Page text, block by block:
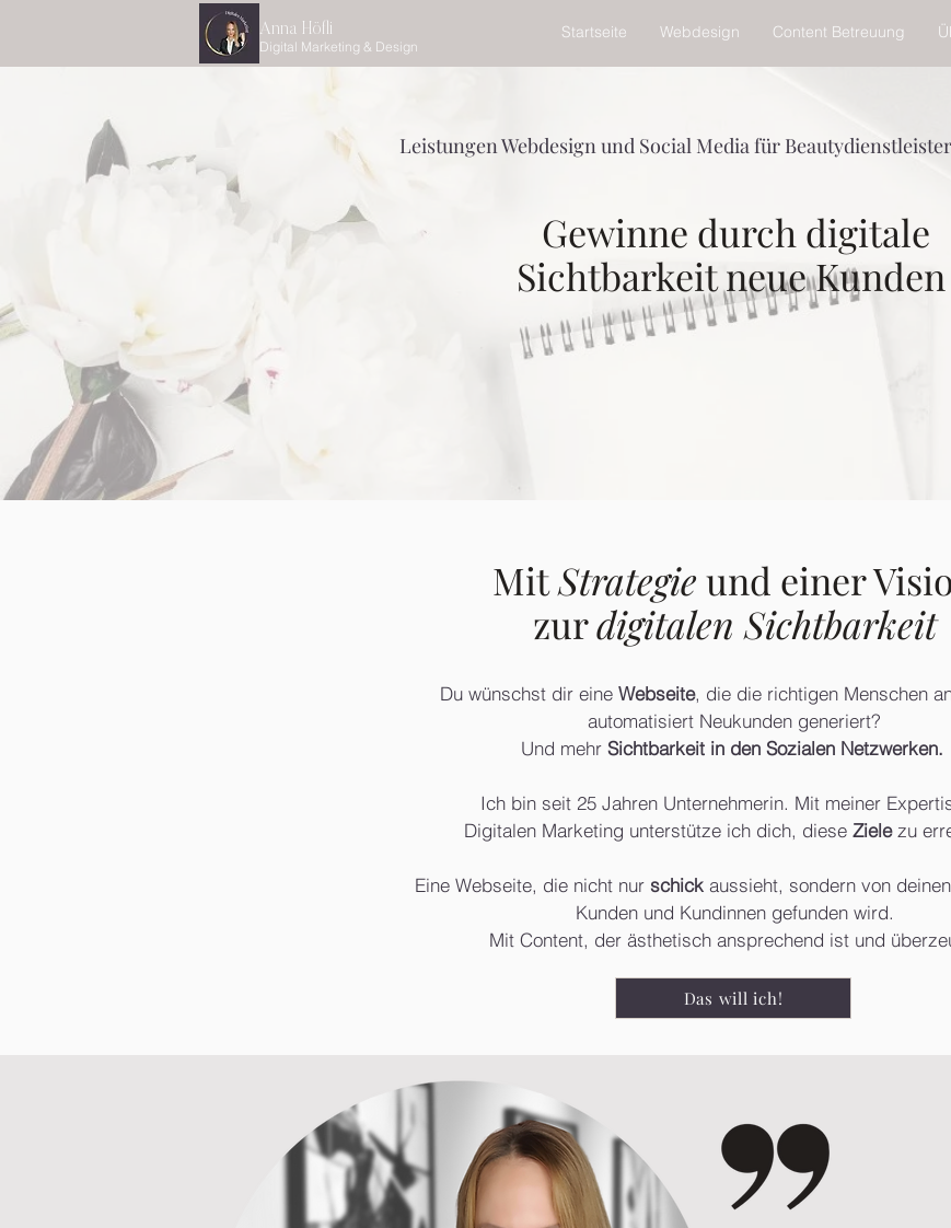
Anna Höfli
Digital Marketing & Design
Startseite Webdesign Content Betreuung
Leistungen Webdesign und Social Media für
Gewinne durch digitale
Sichtbarkeit neue Kunden
MitStrategieund einer
zurdigitalen Sichtbarkeit
Du wünschst dir eine Webseite, die die richtigen Menschen
automatisiert Neukunden generiert?
Und mehr Sichtbarkeit in den Sozialen Netzwerken.
Ich bin seit 25 Jahren Unternehmerin. Mit meiner
Digitalen Marketing unterstütze ich dich, diese Zielezu
Eine Webseite, die nicht nur schick aussieht, sondern von
Kunden und Kundinnen gefunden wird.
Mit Content, der ästhetisch ansprechend ist und
Das will ich!